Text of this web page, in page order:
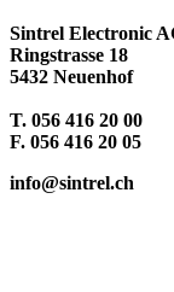
Sintrel Electronic
Ringstrasse 18
5432 Neuenhof
T. 056 416 20 00
F. 056 416 20 05
info@sintrel.ch